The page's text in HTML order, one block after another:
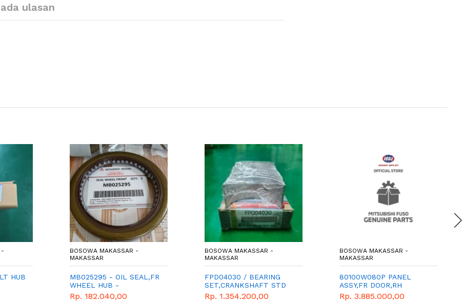
ulasan
-
HUB
BOSOWA MAKASSAR -
MAKASSAR
MB025295 - OIL SEAL,FR
WHEEL HUB -
MITSUBISHI - GENUINE
Rp. 182.040,00
BOSOWA MAKASSAR -
MAKASSAR
FPD04030 / BEARING
SET,CRANKSHAFT STD
Rp. 1.354.200,00
BOSOWA MAKASSAR -
MAKASSAR
80100W080P PANEL
ASSY,FR DOOR,RH
Rp. 3.885.000,00